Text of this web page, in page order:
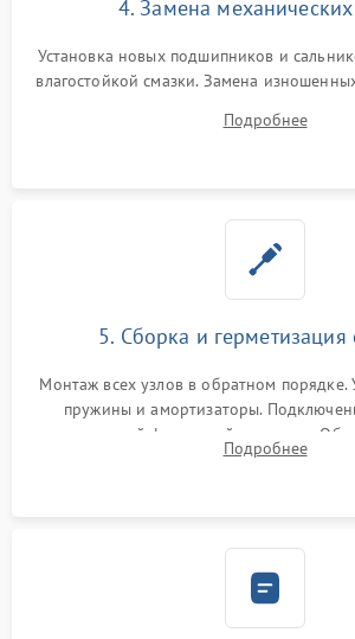
4. Замена механических
Установка новых подшипников и
влагостойкой смазки. Замена
или поврежденной резиновой
Подробнее
5. Сборка и герметизация
Монтаж всех узлов в обратном порядке.
пружины и амортизаторы.
надежной фиксацией хомутами.
герметиком для предотвращения
Подробнее